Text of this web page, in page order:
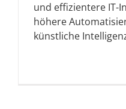
und effizientere IT-
höhere
künstliche